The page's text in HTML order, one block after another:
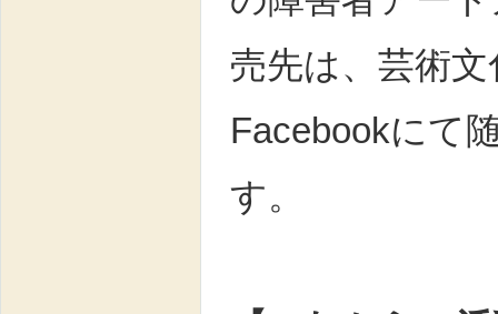
売先は、芸術
Facebookにて
す。